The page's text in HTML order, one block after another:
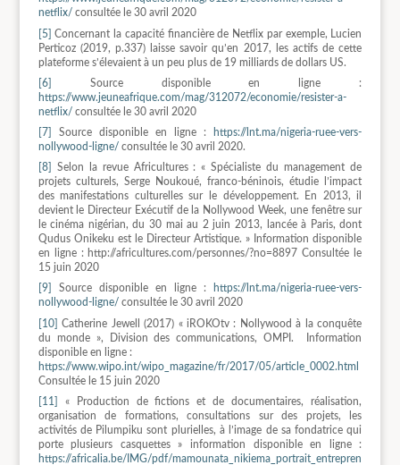
netflix/consultée le 30 avril 2020
[5] Concernant la capacité financière de Netflix par exemple, Lucien
Perticoz (2019, p.337) laisse savoir qu’en 2017, les actifs de cette
plateforme s’élevaient à un peu plus de 19 milliards de dollars US.
[6]
Source disponible en ligne :
https://www.jeuneafrique.com/mag/312072/economie/resister-a-
netflix/consultée le 30 avril 2020
[7]
Source disponible en ligne :
https://lnt.ma/nigeria-ruee-vers-
nollywood-ligne/consultée le 30 avril 2020.
[8]
Selon la revue Africultures : « Spécialiste du management de
projets culturels, Serge Noukoué, franco-béninois, étudie l’impact
des manifestations culturelles sur le développement. En 2013, il
devient le Directeur Exécutif de la Nollywood Week, une fenêtre sur
le cinéma nigérian, du 30 mai au 2 juin 2013, lancée à Paris, dont
Qudus Onikeku est le Directeur Artistique. » Information disponible
en ligne : http://africultures.com/personnes/?no=8897 Consultée le
15 juin 2020
[9]
Source disponible en ligne :
https://lnt.ma/nigeria-ruee-vers-
nollywood-ligne/consultée le 30 avril 2020
[10]
Catherine Jewell (2017) « iROKOtv : Nollywood à la conquête
du monde », Division des communications, OMPI. Information
disponible en ligne :
https://www.wipo.int/wipo_magazine/fr/2017/05/article_0002.html
Consultée le 15 juin 2020
[11]
« Production de fictions et de documentaires, réalisation,
organisation de formations, consultations sur des projets, les
activités de Pilumpiku sont plurielles, à l’image de sa fondatrice qui
porte plusieurs casquettes » information disponible en ligne :
https://africalia.be/IMG/pdf/mamounata_nikiema_portrait_entrepren